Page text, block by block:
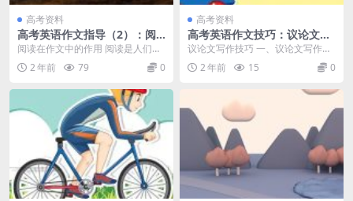
高考资料
高考英语作文指导（2）：阅
读在作文中的作用
阅读在作文中的作用 阅读是人们获
取知识、信息的重要手段。任何一
门语言的学习都需要...
2 年前 79 0
高考资料
高考英语作文技巧：议论文写
作技巧
议论文写作技巧 一、议论文写作三
要素 议论文主要包括三要素：论
点、论据和论证方法...
2 年前 15 0